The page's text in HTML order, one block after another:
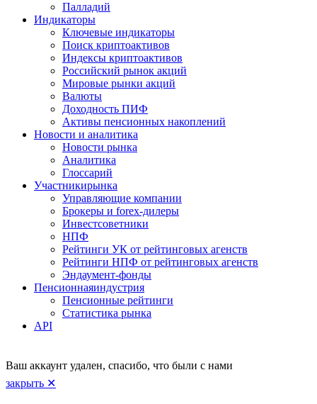
Палладий
Индикаторы
Ключевые индикаторы
Поиск криптоактивов
Индексы криптоактивов
Российский рынок акций
Мировые рынки акций
Валюты
Доходность ПИФ
Активы пенсионных накоплений
Новости и аналитика
Новости рынка
Аналитика
Глоссарий
Участникирынка
Управляющие компании
Брокеры и forex-дилеры
Инвестсоветники
НПФ
Рейтинги УК от рейтинговых агенств
Рейтинги НПФ от рейтинговых агенств
Эндаумент-фонды
Пенсионнаяиндустрия
Пенсионные рейтинги
Статистика рынка
API
Ваш аккаунт удален, спасибо, что были с нами
закрыть ✕